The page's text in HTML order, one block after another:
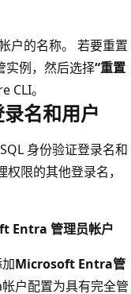
户的名称。 若要重置
实例，然后选择“重置
CLI。
名和用户
身份验证登录名和
限的其他登录名，
Entra 管理员帐户
Microsoft Entra管
户配置为具有完全管